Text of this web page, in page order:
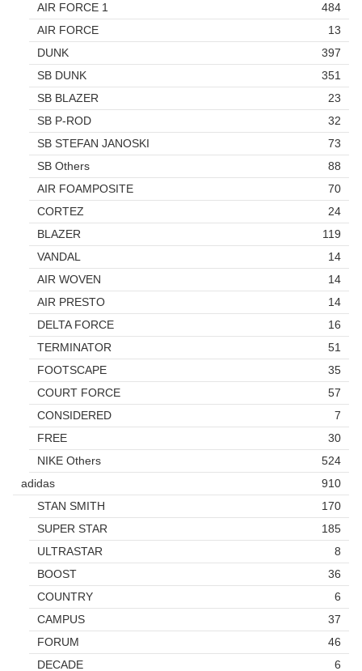
AIR FORCE 1
484
AIR FORCE
13
DUNK
397
SB DUNK
351
SB BLAZER
23
SB P-ROD
32
SB STEFAN JANOSKI
73
SB Others
88
AIR FOAMPOSITE
70
CORTEZ
24
BLAZER
119
VANDAL
14
AIR WOVEN
14
AIR PRESTO
14
DELTA FORCE
16
TERMINATOR
51
FOOTSCAPE
35
COURT FORCE
57
CONSIDERED
7
FREE
30
NIKE Others
524
adidas
910
STAN SMITH
170
SUPER STAR
185
ULTRASTAR
8
BOOST
36
COUNTRY
6
CAMPUS
37
FORUM
46
DECADE
6